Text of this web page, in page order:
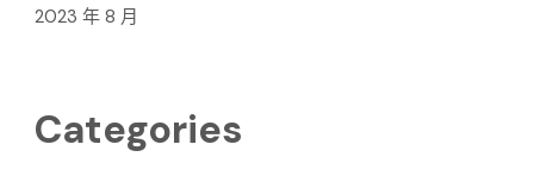
2023 年 8 月
Categories